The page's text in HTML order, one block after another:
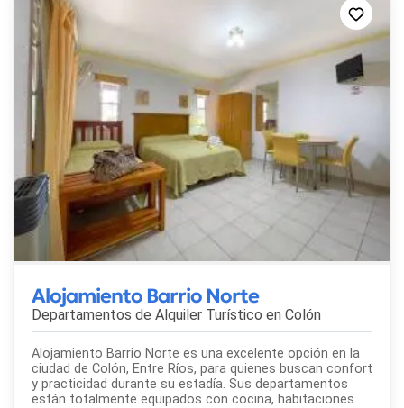
Alojamiento Barrio Norte
Departamentos de Alquiler Turístico en Colón
Alojamiento Barrio Norte es una excelente opción en la
ciudad de Colón, Entre Ríos, para quienes buscan confort
y practicidad durante su estadía. Sus departamentos
están totalmente equipados con cocina, habitaciones